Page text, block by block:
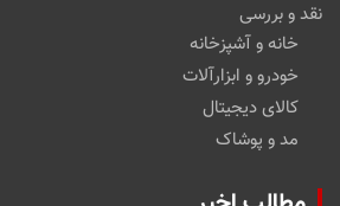
نقد و بررسی
خانه و آشپزخانه
خودرو و ابزارآلات
کالای دیجیتال
مد و پوشاک